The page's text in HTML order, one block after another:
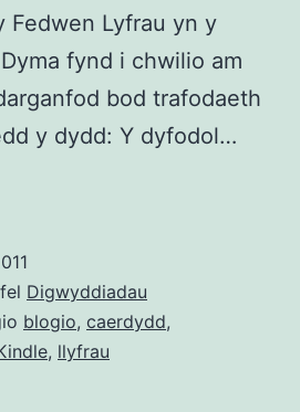
Fedwen Lyfrau yn y
fynd i chwilio am
bod trafodaeth
y dydd: Y dyfodol…
lyfrau…’
Digwyddiadau
blogio, caerdydd,
, llyfrau